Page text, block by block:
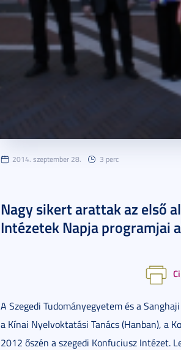
2014. szeptember 28. 3 perc
Nagy sikert arattak az első
Intézetek Napja programjai
A Szegedi Tudományegyetem és a
a Kínai Nyelvoktatási Tanács (Hanban), a
2012 őszén a szegedi Konfuciusz Intézet.